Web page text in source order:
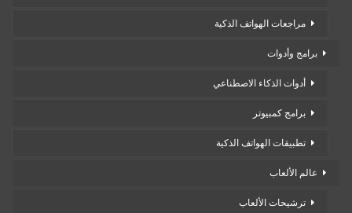
مراجعات الهواتف الذكية
برامج وأدوات
أدوات الذكاء الاصطناعي
برامج كمبيوتر
تطبيقات الهواتف الذكية
عالم الألعاب
ترشيحات الألعاب